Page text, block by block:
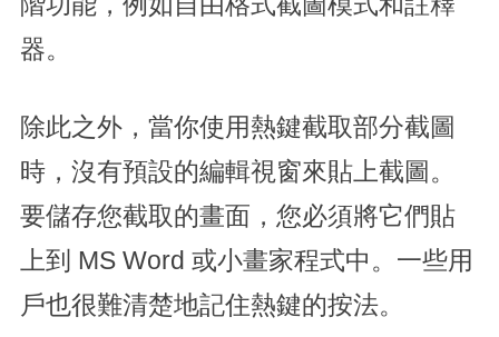
器。
除此之外，當你使用熱鍵截取部分截圖
時，沒有預設的編輯視窗來貼上截圖。
要儲存您截取的畫面，您必須將它們貼
上到 MS Word 或小畫家程式中。一些用
戶也很難清楚地記住熱鍵的按法。